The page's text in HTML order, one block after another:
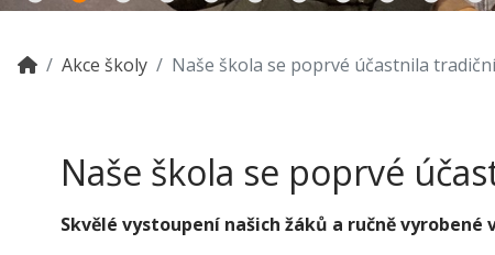
Akce školy Naše škola se poprvé účastnila tradiční
Naše škola se poprvé
Skvělé vystoupení našich žáků a ručně vyrobené